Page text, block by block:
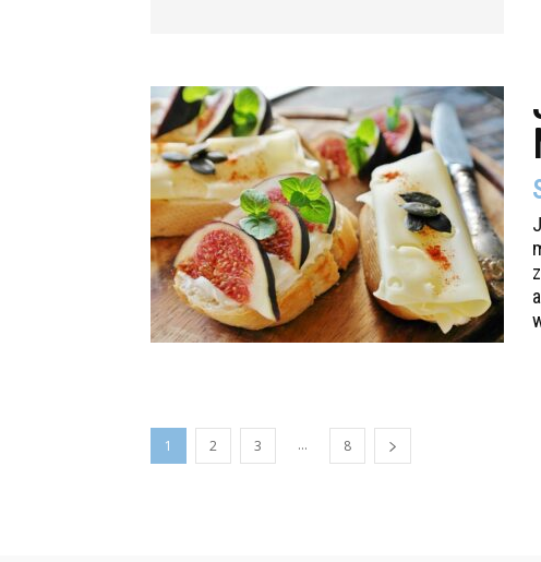
1 2 3 ... 8